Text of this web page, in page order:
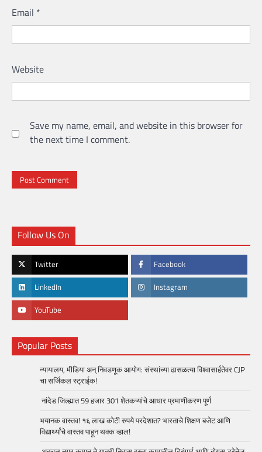
Email *
Website
Save my name, email, and website in this browser for
the next time I comment.
Follow Us On
Twitter Facebook
LinkedIn Instagram
YouTube
Popular Posts
न्यायालय, मीडिया अन् निवडणूक आयोग: संस्थांच्या ढासळत्या विश्वासार्हतेवर CJP
चा सर्जिकल स्ट्राईक!
नांदेड जिल्ह्यात 59 हजार 301 शेतकऱ्यांचे आधार प्रमाणीकरण पूर्ण
भयानक वास्तव! १६ लाख कोटी रुपये परदेशात? भारताचे शिक्षण बजेट आणि
विद्यार्थ्यांचे वास्तव पाहून थक्क व्हाल!